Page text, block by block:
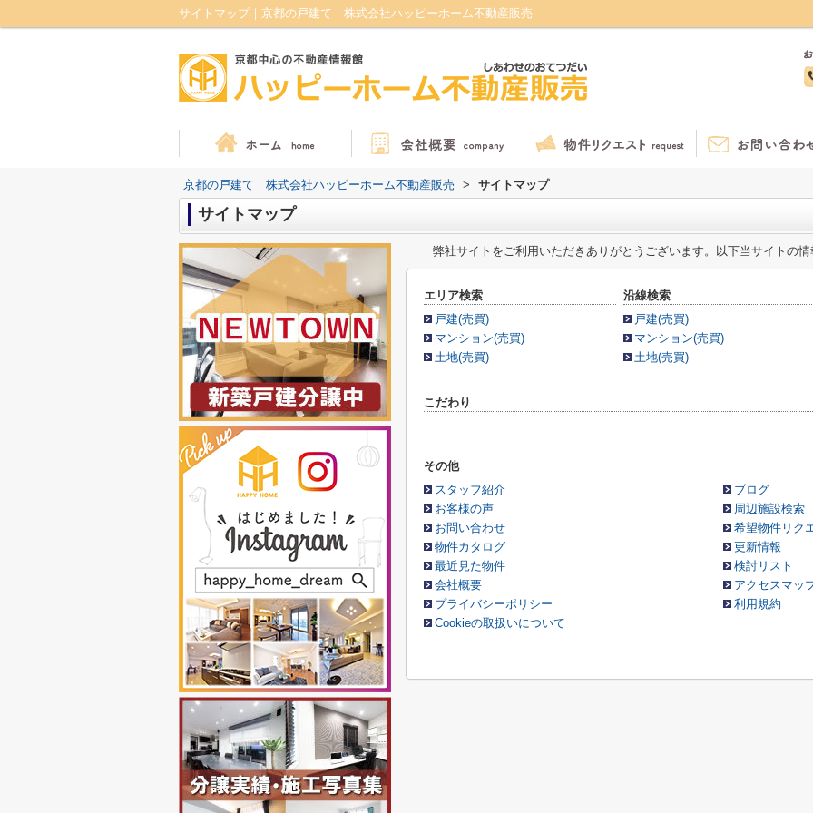
サイトマップ｜京都の戸建て｜株式会社ハッピーホーム不動産販売
京都の戸建て｜株式会社ハッピーホーム不動産販売 > サイトマップ
サイトマップ
弊社サイトをご利用いただきありがとうございます。以下当サイトの情
エリア検索
戸建(売買)
マンション(売買)
土地(売買)
沿線検索
戸建(売買)
マンション(売買)
土地(売買)
こだわり
その他
スタッフ紹介
ブログ
お客様の声
周辺施設検索
お問い合わせ
希望物件リク
物件カタログ
更新情報
最近見た物件
検討リスト
会社概要
アクセスマッ
プライバシーポリシー
利用規約
Cookieの取扱いについて